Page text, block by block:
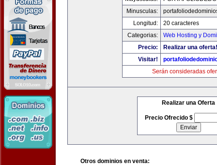
Minusculas:
Longitud:
20 caracteres
Categorias:
Web Hosting y
Precio:
Realizar una oferta!
Visitar!
Serán consideradas
Realizar una Oferta
Precio Ofrecido $
Otros dominios en venta: